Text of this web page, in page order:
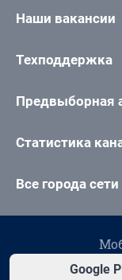
Наши вакансии
Техподдержка
Предвыборная
Статистика
Все города сети
Google